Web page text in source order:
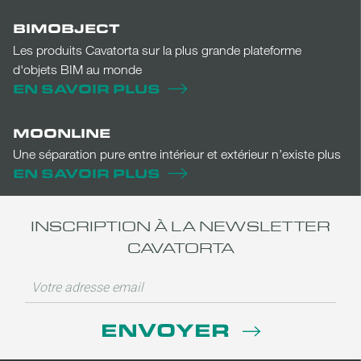
BIMOBJECT
Les produits Cavatorta sur la plus grande plateforme
d'objets BIM au monde
EN SAVOIR PLUS
MOONLINE
Une séparation pure entre intérieur et extérieur n’existe plus
EN SAVOIR PLUS
INSCRIPTION À LA NEWSLETTER
CAVATORTA
ENVOYER